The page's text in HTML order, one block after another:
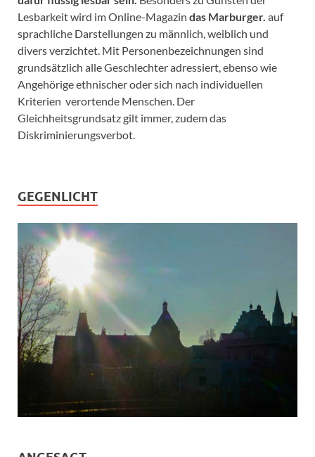
Lesbarkeit wird im Online-Magazin das Marburger. auf
sprachliche Darstellungen zu männlich, weiblich und
divers verzichtet. Mit Personenbezeichnungen sind
grundsätzlich alle Geschlechter adressiert, ebenso wie
Angehörige ethnischer oder sich nach individuellen
Kriterien verortende Menschen. Der
Gleichheitsgrundsatz gilt immer, zudem das
Diskriminierungsverbot.
GEGENLICHT